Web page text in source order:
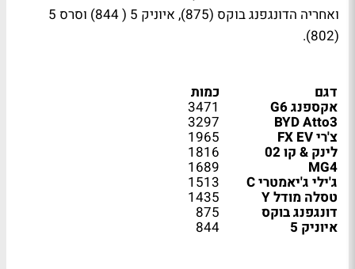
ואחריה הדונגפנג בוקס (875), איוניק 5 ( 844) וסרס 5
(802).
דגם כמות
אקספנג G6 3471
BYD Atto3
3297
צ'רי FX EV 1965
לינק & קו 02 1816
MG4
1689
ג'ילי ג'יאמטרי C 1513
טסלה מודל Y 1435
דונגפנג בוקס 875
איוניק 5 844